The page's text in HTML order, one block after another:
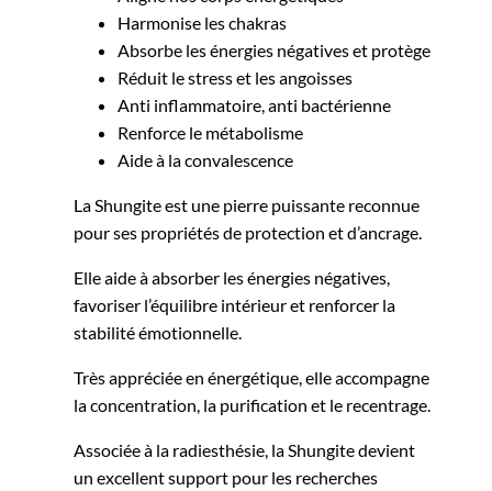
Harmonise les chakras
Absorbe les énergies négatives et protège
Réduit le stress et les angoisses
Anti inflammatoire, anti bactérienne
Renforce le métabolisme
Aide à la convalescence
La Shungite est une pierre puissante reconnue
pour ses propriétés de protection et d’ancrage.
Elle aide à absorber les énergies négatives,
favoriser l’équilibre intérieur et renforcer la
stabilité émotionnelle.
Très appréciée en énergétique, elle accompagne
la concentration, la purification et le recentrage.
Associée à la radiesthésie, la Shungite devient
un excellent support pour les recherches